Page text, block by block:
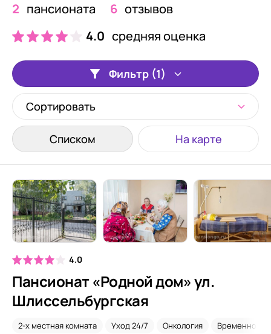
2 пансионата 6 отзывов
4.0 средняя оценка
Фильтр (1)
Сортировать
Списком На карте
4.0
Пансионат «Родной дом» ул.
Шлиссельбургская
2-х местная комната Уход 24/7 Онкология Временное